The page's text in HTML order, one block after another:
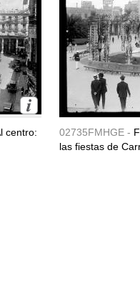
centro:
02735FMHGE -
las fiestas de